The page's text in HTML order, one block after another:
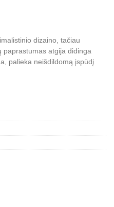
dizaino, tačiau
paprastumas atgija didinga
palieka neišdildomą įspūdį